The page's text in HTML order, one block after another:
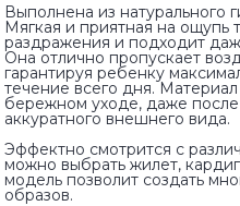
Выполнена из натурального
Мягкая и приятная на ощупь
раздражения и подходит
Она отлично пропускает
гарантируя ребенку
течение всего дня.
бережном уходе, даже после
аккуратного внешнего вида.
Эффектно смотрится с
можно выбрать жилет,
модель позволит создать
образов.